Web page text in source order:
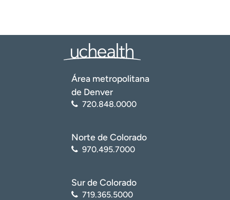
Área metropolitana
de Denver
720.848.0000
Norte de Colorado
970.495.7000
Sur de Colorado
719.365.5000